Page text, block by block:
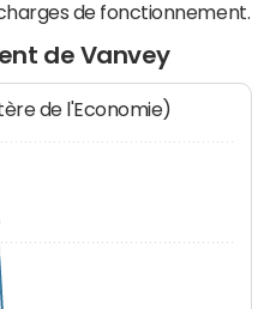
de fonctionnement.
de Vanvey
de l'Economie)